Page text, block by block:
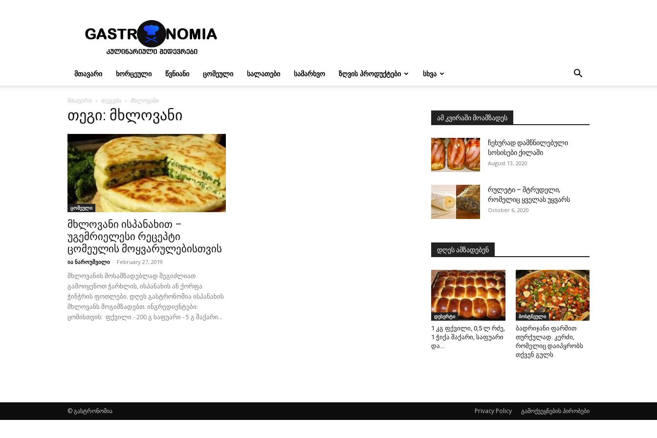
გასტრონომია
ᲛᲗᲐᲕᲐᲠᲘ ᲮᲝᲠᲪᲔᲣᲚᲘ ᲬᲕᲜᲘᲐᲜᲘ ᲪᲝᲛᲔᲣᲚᲘ ᲡᲐᲚᲐᲗᲔᲑᲘ ᲡᲐᲛᲐᲠᲮᲕᲝ ᲖᲦᲕᲘᲡ ᲞᲠᲝᲓᲣᲥᲢᲔᲑᲘ ᲡᲮᲕᲐ
მთავარი თეგები მხლოვანი
თეგი: მხლოვანი
ცომეული
მხლოვანი ისპანახით –
უგემრიელესი რეცეპტი
ცომეულის მოყვარულებისთვის
ია ნაროუშვილი - February 27, 2019
მხლოვანის მოსამზადებლად შეგიძლიათ
გამოიყენოთ ჭარხლის, ისპანახის ან ქორფა
ჭინჭრის ფოთლები. დღეს გასტრონომია ისპანახის
მხლოვანს მოგიმზადებთ. ინგრედიენტები:
ცომისთვის: ფქვილი - 200 გ საფუარი - 5 გ შაქარი...
ამ კვირაში მოამზადეს
ჩეხურად დამწნილებული
სოსისები ქილაში
August 13, 2020
რულეტი – შტრუდელი,
რომელიც ყველას უყვარს
October 6, 2020
დღეს ამზადებენ
დესერტი
1 კგ ფქვილი, 0,5 ლ რძე,
1 ჭიქა შაქარი, საფუარი
და...
ბოსტნეული
ბადრიჯანი ფარშით
თურქულად. კერძი,
რომელიც დაიპყრობს
თქვენ გულს
Privacy Policy გამოქვეყნების პირობები
© გასტრონომია